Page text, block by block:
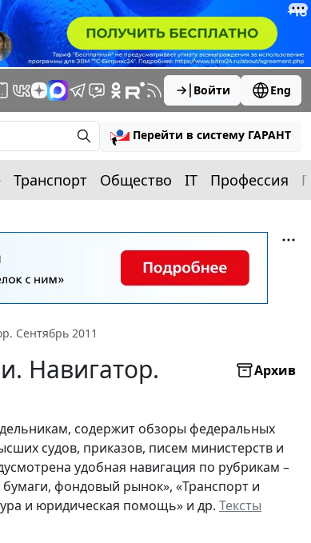
Войти Eng
Перейти в систему ГАРАНТ
Транспорт Общество IT Профессия
Сентябрь 2011
Навигатор.
Архив
содержит обзоры федеральных
судов, приказов, писем министерств и
удобная навигация по рубрикам –
бумаги, фондовый рынок», «Транспорт и
и юридическая помощь» и др. Тексты